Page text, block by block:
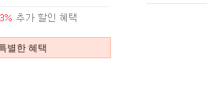
별한 혜택